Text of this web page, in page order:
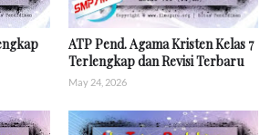
ATP Pend. Agama Kristen Kelas 7
Terlengkap dan Revisi Terbaru
May 24, 2026